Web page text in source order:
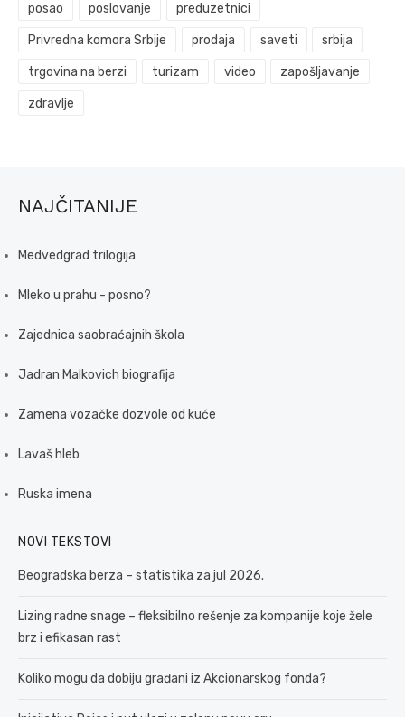
posao poslovanje preduzetnici
Privredna komora Srbije prodaja saveti srbija
trgovina na berzi turizam video zapošljavanje
zdravlje
NAJČITANIJE
Medvedgrad trilogija
Mleko u prahu - posno?
Zajednica saobraćajnih škola
Jadran Malkovich biografija
Zamena vozačke dozvole od kuće
Lavaš hleb
Ruska imena
NOVI TEKSTOVI
Beogradska berza – statistika za jul 2026.
Lizing radne snage – fleksibilno rešenje za kompanije koje žele
brz i efikasan rast
Koliko mogu da dobiju građani iz Akcionarskog fonda?